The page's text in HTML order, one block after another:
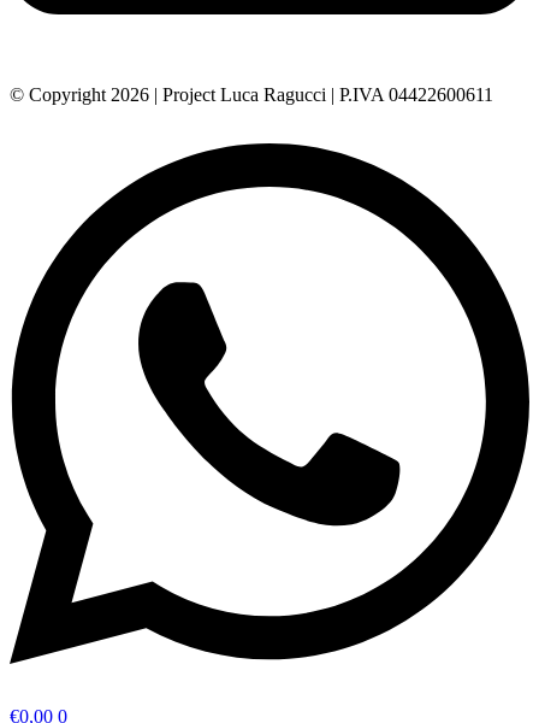
© Copyright 2026 | Project Luca Ragucci | P.IVA 04422600611
€0,00 0